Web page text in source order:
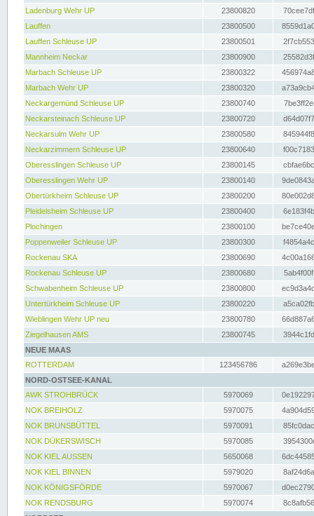
Ladenburg Wehr UP
23800820
Lauffen
23800500
Lauffen Schleuse UP
23800501
Mannheim Neckar
23800900
Marbach Schleuse UP
23800322
Marbach Wehr UP
23800320
Neckargemünd Schleuse UP
23800740
Neckarsteinach Schleuse UP
23800720
Neckarsulm Wehr UP
23800580
Neckarzimmern Schleuse UP
23800640
Oberesslingen Schleuse UP
23800145
Oberesslingen Wehr UP
23800140
Obertürkheim Schleuse UP
23800200
Pleidelsheim Schleuse UP
23800400
Plochingen
23800100
Poppenweiler Schleuse UP
23800300
Rockenau SKA
23800690
Rockenau Schleuse UP
23800680
Schwabenheim Schleuse UP
23800800
Untertürkheim Schleuse UP
23800220
Wieblingen Wehr UP neu
23800780
Ziegelhausen AMS
23800745
NEUE MAAS
ROTTERDAM
123456786
NORD-OSTSEE-KANAL
AWK STROHBRÜCK
5970069
NOK BREIHOLZ
5970075
NOK BRUNSBÜTTEL
5970091
NOK DÜKERSWISCH
5970085
NOK KIEL AUSSEN
5650068
NOK KIEL BINNEN
5979020
NOK KÖNIGSFÖRDE
5970067
NOK RENDSBURG
5970074